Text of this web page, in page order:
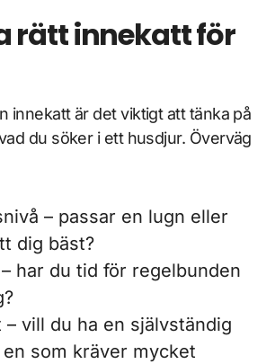
rätt innekatt för
innekatt är det viktigt att tänka på
du söker i ett husdjur. Överväg
– passar en lugn eller
dig bäst?
har du tid för regelbunden
– vill du ha en självständig
som kräver mycket